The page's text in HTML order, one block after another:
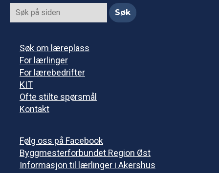
Søk om læreplass
For lærlinger
For lærebedrifter
KIT
Ofte stilte spørsmål
Kontakt
Følg oss på Facebook
Byggmesterforbundet Region Øst
Informasjon til lærlinger i Akershus